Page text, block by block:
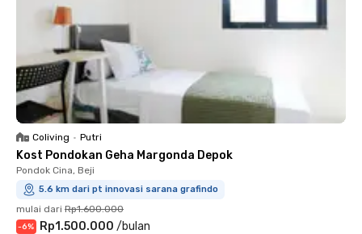
Coliving • Putri
Kost Pondokan Geha Margonda Depok
Pondok Cina, Beji
5.6 km dari pt innovasi sarana grafindo
mulai dari Rp1.600.000
-6% Rp1.500.000 /bulan